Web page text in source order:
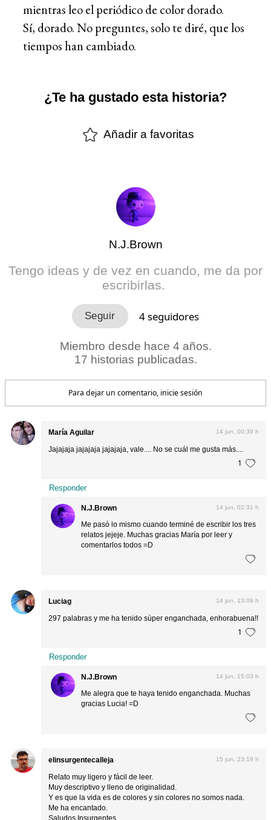
mientras leo el periódico de color dorado.
Sí, dorado. No preguntes, solo te diré, que los
tiempos han cambiado.
¿Te ha gustado esta historia?
Añadir a favoritas
N.J.Brown
Tengo ideas y de vez en cuando, me da por
escribirlas.
4seguidores
Miembro desde hace 4 años.
17 historias publicadas.
Para dejar un comentario, inicie sesión
María Aguilar 14 jun, 00:39 h
Jajajaja jajajaja jajajaja, vale.... No se cuál me gusta más....
1
Responder
N.J.Brown 14 jun, 02:31 h
Me pasó lo mismo cuando terminé de escribir los tres
relatos jejeje. Muchas gracias María por leer y
comentarlos todos =D
Luciag 14 jun, 13:09 h
297 palabras y me ha tenido súper enganchada, enhorabuena!!
1
Responder
N.J.Brown 14 jun, 15:03 h
Me alegra que te haya tenido enganchada. Muchas
gracias Lucia! =D
elinsurgentecalleja 15 jun, 23:19 h
Relato muy ligero y fácil de leer.
Muy descriptivo y lleno de originalidad.
Y es que la vida es de colores y sin colores no somos nada.
Me ha encantado.
Saludos Insurgentes